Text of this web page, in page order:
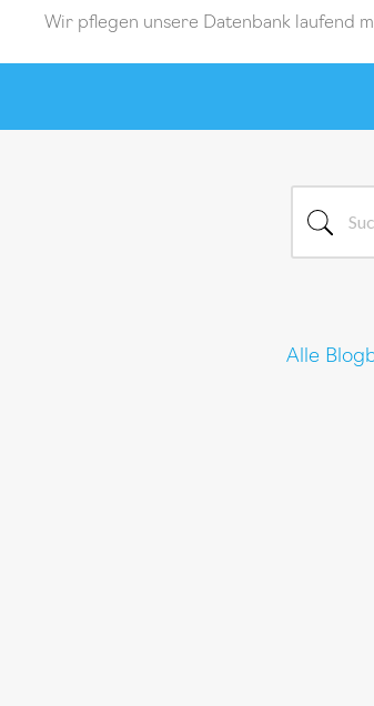
Wir pflegen unsere Datenbank laufend
Alle